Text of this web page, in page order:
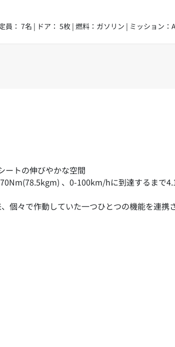
： 7名 | ドア： 5枚 | 燃料：ガソリン | ミッション：
トの伸びやかな空間
、0-100km/hに到達するまで
個々で作動していた一つひとつの機能を連携